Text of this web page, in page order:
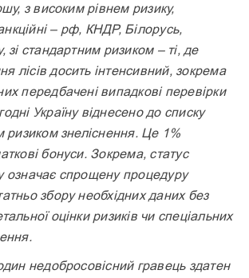
з високим рівнем ризику,
– рф, КНДР, Білорусь,
зі стандартним ризиком – ті, де
лісів досить інтенсивний, зокрема
передбачені випадкові перевірки
Україну віднесено до списку
ризиком знеліснення. Це 1%
бонуси. Зокрема, статус
означає спрощену процедуру
збору необхідних даних без
оцінки ризиків чи спеціальних
недобросовісний гравець здатен